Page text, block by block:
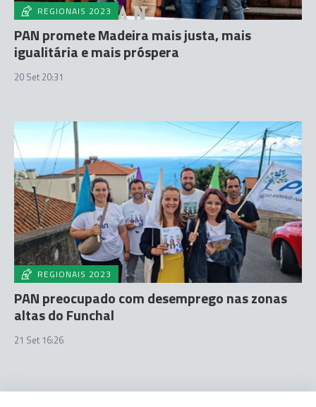
REGIONAIS 2023
PAN promete Madeira mais justa, mais
igualitária e mais próspera
20 Set 20:31
REGIONAIS 2023
PAN preocupado com desemprego nas zonas
altas do Funchal
21 Set 16:26